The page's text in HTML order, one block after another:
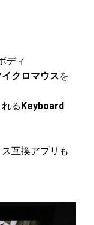
ディ
イクロマウスを
る Keyboard
互換アプリも